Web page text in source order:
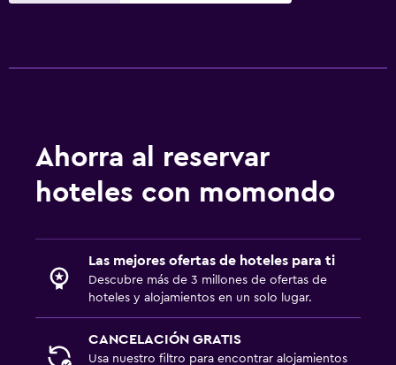
Ahorra al reservar
hoteles con momondo
Las mejores ofertas de hoteles para ti
Descubre más de 3 millones de ofertas de
hoteles y alojamientos en un solo lugar.
CANCELACIÓN GRATIS
Usa nuestro filtro para encontrar alojamientos